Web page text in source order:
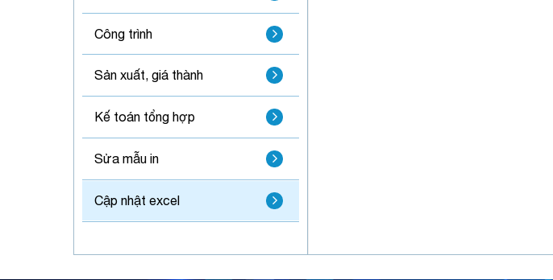
Công trình
Sản xuất, giá thành
Kế toán tổng hợp
Sửa mẫu in
Cập nhật excel